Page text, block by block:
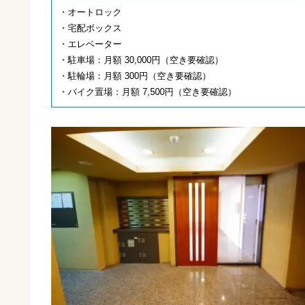
・オートロック
・宅配ボックス
・エレベーター
・駐車場：月額 30,000円（空き要確認）
・駐輪場：月額 300円（空き要確認）
・バイク置場：月額 7,500円（空き要確認）